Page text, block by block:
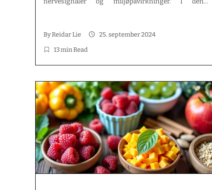
Vi vil også se på hvordan livsstil, kosthold og
psykologiske faktorer kan spille en rolle i hvordan vi
opplever appetitt. Nøkkelpunkter Hormoner som
ByReidar Lie 25. september 2024
13 min Read